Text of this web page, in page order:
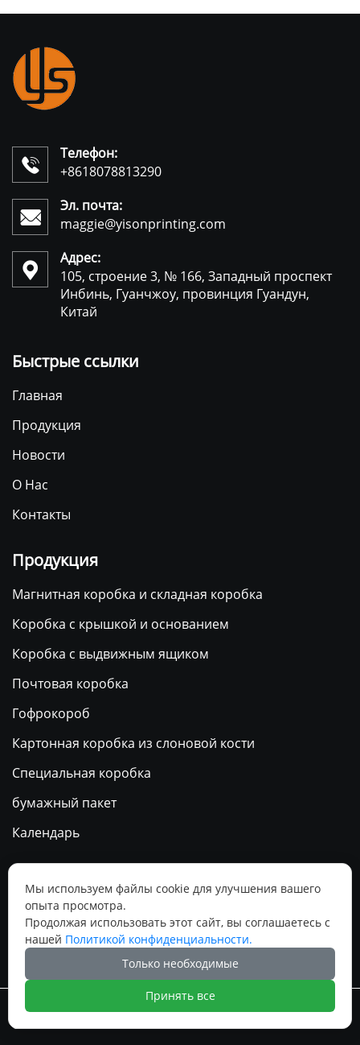

Телефон:
+8618078813290

Эл. почта:
maggie@yisonprinting.com

Адрес:
105, строение 3, № 166, Западный проспект
Инбинь, Гуанчжоу, провинция Гуандун,
Китай
Быстрые ссылки
Главная
Продукция
Новости
О Нас
Контакты
Продукция
Магнитная коробка и складная коробка
Коробка с крышкой и основанием
Коробка с выдвижным ящиком
Почтовая коробка
Гофрокороб
Картонная коробка из слоновой кости
Специальная коробка
бумажный пакет
Календарь
   
Авторское право ©Гуанчжоуское ООО по печатанию “И
Сэнь”
Мы используем файлы cookie для улучшения вашего
опыта просмотра.
Продолжая использовать этот сайт, вы соглашаетесь с
нашей Политикой конфиденциальности.
Только необходимые
Принять все